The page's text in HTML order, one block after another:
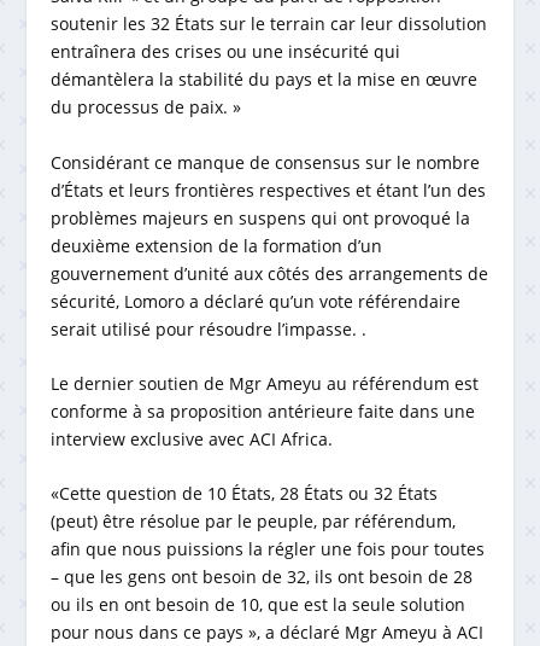
soutenir les 32 États sur le terrain car leur dissolution
entraînera des crises ou une insécurité qui
démantèlera la stabilité du pays et la mise en œuvre
du processus de paix. »
Considérant ce manque de consensus sur le nombre
d’États et leurs frontières respectives et étant l’un des
problèmes majeurs en suspens qui ont provoqué la
deuxième extension de la formation d’un
gouvernement d’unité aux côtés des arrangements de
sécurité, Lomoro a déclaré qu’un vote référendaire
serait utilisé pour résoudre l’impasse. .
Le dernier soutien de Mgr Ameyu au référendum est
conforme à sa proposition antérieure faite dans une
interview exclusive avec ACI Africa.
«Cette question de 10 États, 28 États ou 32 États
(peut) être résolue par le peuple, par référendum,
afin que nous puissions la régler une fois pour toutes
– que les gens ont besoin de 32, ils ont besoin de 28
ou ils en ont besoin de 10, que est la seule solution
pour nous dans ce pays », a déclaré Mgr Ameyu à ACI